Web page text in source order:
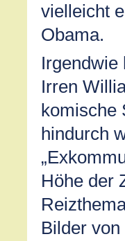
vielleicht
Obama.
Irgendwie
Irren
komische
hindurch
Höhe der
Bilder